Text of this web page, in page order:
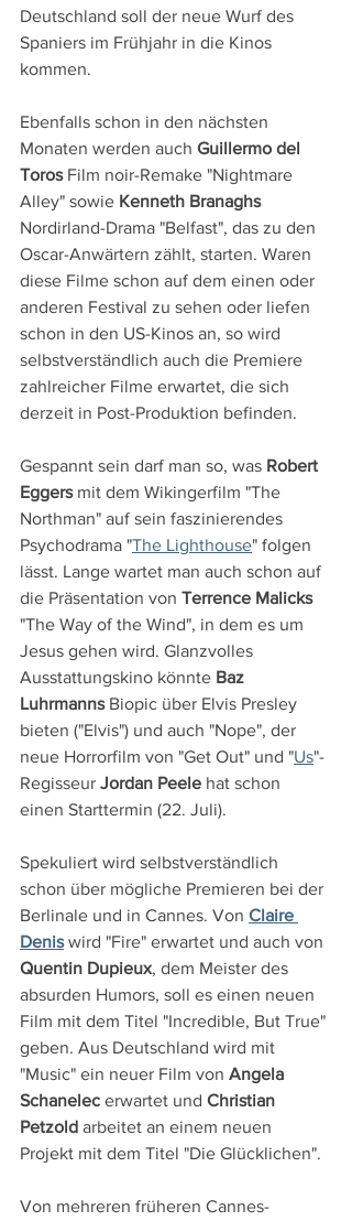
Deutschland soll der neue Wurf des
Spaniers im Frühjahr in die Kinos
kommen.
Ebenfalls schon in den nächsten
Monaten werden auch Guillermo del
Toros Film noir-Remake "Nightmare
Alley" sowie Kenneth Branaghs
Nordirland-Drama "Belfast", das zu den
Oscar-Anwärtern zählt, starten. Waren
diese Filme schon auf dem einen oder
anderen Festival zu sehen oder liefen
schon in den US-Kinos an, so wird
selbstverständlich auch die Premiere
zahlreicher Filme erwartet, die sich
derzeit in Post-Produktion befinden.
Gespannt sein darf man so, was Robert
Eggers mit dem Wikingerfilm "The
Northman" auf sein faszinierendes
Psychodrama "The Lighthouse" folgen
lässt. Lange wartet man auch schon auf
die Präsentation von Terrence Malicks
"The Way of the Wind", in dem es um
Jesus gehen wird. Glanzvolles
Ausstattungskino könnte Baz
Luhrmanns Biopic über Elvis Presley
bieten ("Elvis") und auch "Nope", der
neue Horrorfilm von "Get Out" und "Us"-
Regisseur Jordan Peele hat schon
einen Starttermin (22. Juli).
Spekuliert wird selbstverständlich
schon über mögliche Premieren bei der
Berlinale und in Cannes. Von Claire
Denis wird "Fire" erwartet und auch von
Quentin Dupieux, dem Meister des
absurden Humors, soll es einen neuen
Film mit dem Titel "Incredible, But True"
geben. Aus Deutschland wird mit
"Music" ein neuer Film von Angela
Schanelec erwartet und Christian
Petzold arbeitet an einem neuen
Projekt mit dem Titel "Die Glücklichen".
Von mehreren früheren Cannes-